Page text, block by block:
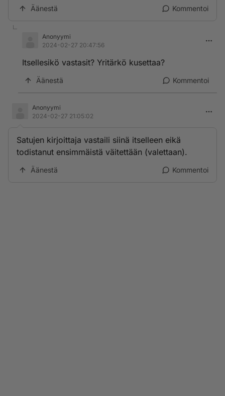
Äänestä Kommentoi
Anonyymi
2024-02-27 20:47:56
Itsellesikö vastasit? Yritärkö kusettaa?
Äänestä Kommentoi
Anonyymi
2024-02-27 21:05:02
Satujen kirjoittaja vastaili siinä itselleen eikä
todistanut ensimmäistä väitettään (valettaan).
Äänestä Kommentoi